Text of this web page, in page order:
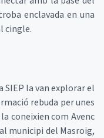
enclavada en una
cingle.
la van explorar el
rebuda per unes
coneixien com Avenc
municipi del Masroig,